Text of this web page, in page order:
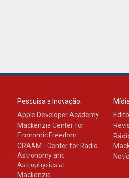
Pesquisa e Inovação:
Apple Developer Academy
Mackenzie Center for
Economic Freedom
CRAAM - Center for Radio
Astronomy and
Astrophysics at
Mackenzie